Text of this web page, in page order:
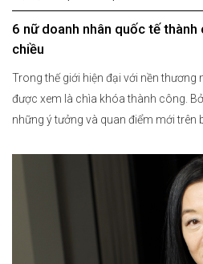
6 nữ doanh nhân quốc tế
chiều
Trong thế giới hiện đại với nền thương
được xem là chìa khóa thành công.
những ý tưởng và quan điểm mới